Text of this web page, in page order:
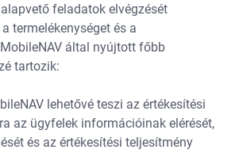
feladatok elvégzését
termelékenységet és a
által nyújtott főbb
tartozik:
lehetővé teszi az értékesítési
az ügyfelek információinak elérését,
és az értékesítési teljesítmény